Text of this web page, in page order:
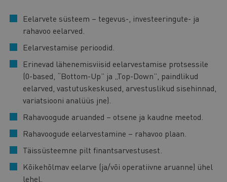
Eelarvete süsteem – tegevus-, investeeringute- ja
rahavoo eelarved.
Eelarvestamise perioodid.
Erinevad lähenemisviisid eelarvestamise protsessile
(0-based, “Bottom-Up” ja „Top-Down”, paindlikud
eelarved, vastutuskeskused, arvestuslikud sisehinnad,
variatsiooni analüüs jne).
Rahavoogude aruanded – otsene ja kaudne meetod.
Rahavoogude eelarvestamine – rahavoo plaan.
Täissüsteemne pilt finantsarvestusest.
Kõikehõlmav eelarve (ja/või operatiivne aruanne) ühel
lehel.